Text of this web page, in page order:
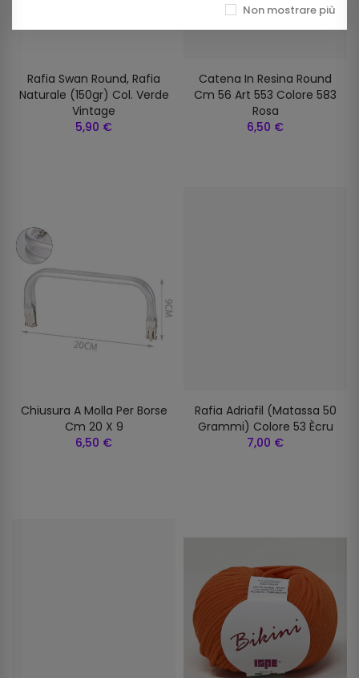
Rafia Swan Round, Rafia
Naturale (150gr) Col. Verde
Vintage
5,90 €
Catena In Resina Round
Cm 56 Art 553 Colore 583
Rosa
6,50 €
Chiusura A Molla Per Borse
Cm 20 X 9
6,50 €
Rafia Adriafil (matassa 50
Grammi) Colore 53 Ècru
7,00 €
Non mostrare più